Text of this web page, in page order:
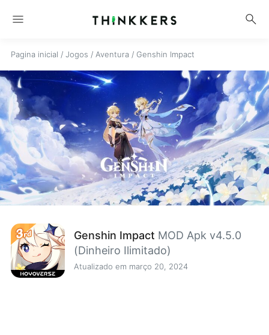
menu search
Pagina inicial / Jogos / Aventura / Genshin Impact
Genshin Impact MOD Apk v4.5.0
(Dinheiro Ilimitado)
Atualizado em março 20, 2024